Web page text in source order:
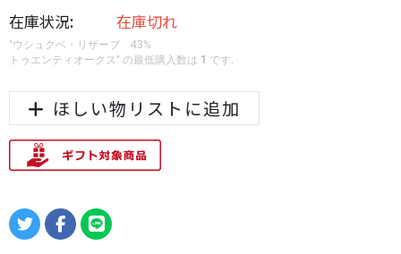
在庫状況:
在庫切れ
"ウシュクベ・リザーブ 43%
トゥエンティオークス" の最低購入数は 1 です.
ほしい物リストに追加